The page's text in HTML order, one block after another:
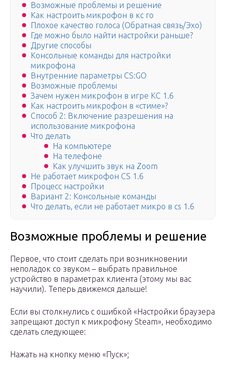
Возможные проблемы и решение
Как настроить микрофон в кс го
Плохое качество голоса (Обратная связь/Эхо)
Где можно было найти настройки раньше?
Другие способы
Консольные команды для настройки
микрофона
Внутренние параметры CS:GO
Возможные проблемы
Зачем нужен микрофон в игре КС 1.6
Как настроить микрофон в «стиме»?
Способ 2: Включение разрешения на
использование микрофона
Что делать
На компьютере
На телефоне
Как улучшить звук на Zoom
Не работает микрофон CS 1.6
Процесс настройки
Вариант 2: Консольные команды
Что делать, если не работает микро в cs 1.6
Возможные проблемы и решение
Первое, что стоит сделать при возникновении
неполадок со звуком – выбрать правильное
устройство в параметрах клиента (этому мы вас
научили). Теперь движемся дальше!
Если вы столкнулись с ошибкой «Настройки браузера
запрещают доступ к микрофону Steam», необходимо
сделать следующее:
Нажать на кнопку меню «Пуск»;